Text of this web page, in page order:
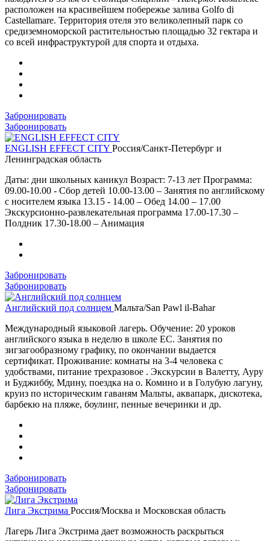
расположен на красивейшем побережье залива Golfo di
Castellamare. Территория отеля это великолепный парк со
средиземноморской растительностью площадью 32 гектара и
со всей инфраструктурой для спорта и отдыха.
Забронировать
Забронировать
ENGLISH EFFECT CITY Россия/Санкт-Петербург и
Ленинградская область
Даты: дни школьных каникул Возраст: 7-13 лет Программа:
09.00-10.00 - Сбор детей 10.00-13.00 – Занятия по английскому
с носителем языка 13.15 - 14.00 – Обед 14.00 – 17.00
Экскурсионно-развлекательная программа 17.00-17.30 –
Полдник 17.30-18.00 – Анимация
Забронировать
Забронировать
Английский под солнцем Мальта/San Pawl il-Bahar
Международный языковой лагерь. Обучение: 20 уроков
английского языка в неделю в школе ЕС. Занятия по
зигзагообразному графику, по окончании выдается
сертификат. Проживание: комнаты на 3-4 человека с
удобствами, питание трехразовое . Экскурсии в Валетту, Ауру
и Буджиббу, Мдину, поездка на о. Комино и в Голубую лагуну,
круиз по историческим гаваням Мальты, аквапарк, дискотека,
барбекю на пляже, боулинг, пенные вечеринки и др.
Забронировать
Забронировать
Лига Экстрима Россия/Москва и Московская область
Лагерь Лига Экстрима дает возможность раскрыться